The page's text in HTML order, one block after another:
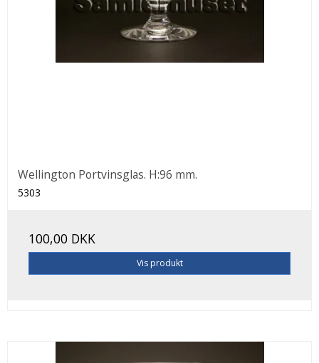
Wellington Portvinsglas. H:96 mm.
5303
100,00 DKK
Vis produkt